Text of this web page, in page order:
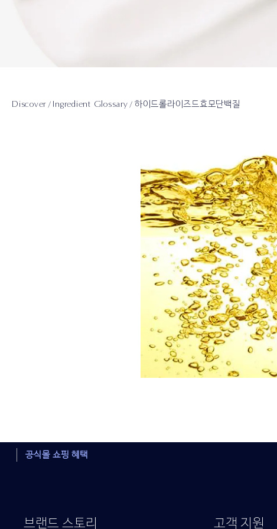
Discover Ingredient Glossary 하이드롤라이즈드효모단백질
공식몰 쇼핑 혜택
브랜드 스토리 고객 지원